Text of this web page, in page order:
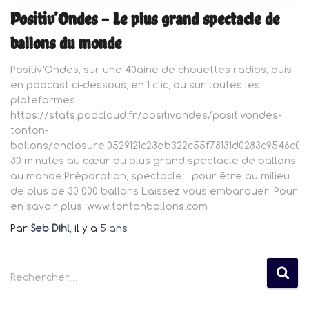
Positiv’Ondes – Le plus grand spectacle de
ballons du monde
Positiv’Ondes, sur une 40aine de chouettes radios, puis
en podcast ci-dessous, en 1 clic, ou sur toutes les
plateformes
https://stats.podcloud.fr/positivondes/positivondes-
tonton-
ballons/
30 minutes au cœur du plus grand spectacle de ballons
au monde.Préparation, spectacle,…pour être au milieu
de plus de 30 000 ballons Laissez vous embarquer. Pour
en savoir plus :www.tontonballons.com
Par Seb Dihl, il y a 5 ans
R
e
Rechercher…